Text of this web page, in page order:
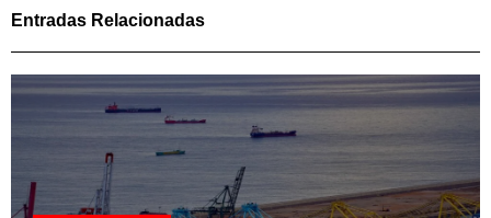
Entradas Relacionadas